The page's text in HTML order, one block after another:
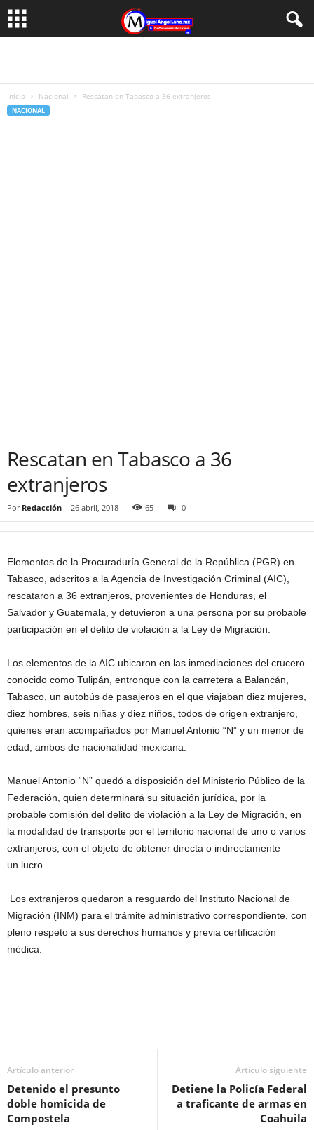
Inicio Nacional Rescatan en Tabasco a 36 extranjeros
NACIONAL
Rescatan en Tabasco a 36
extranjeros
Por Redacción - 26 abril, 2018 65 0
Elementos de la Procuraduría General de la República (PGR) en
Tabasco, adscritos a la Agencia de Investigación Criminal (AIC),
rescataron a 36 extranjeros, provenientes de Honduras, el
Salvador y Guatemala, y detuvieron a una persona por su probable
participación en el delito de violación a la Ley de Migración.
Los elementos de la AIC ubicaron en las inmediaciones del crucero
conocido como Tulipán, entronque con la carretera a Balancán,
Tabasco, un autobús de pasajeros en el que viajaban diez mujeres,
diez hombres, seis niñas y diez niños, todos de origen extranjero,
quienes eran acompañados por Manuel Antonio “N” y un menor de
edad, ambos de nacionalidad mexicana.
Manuel Antonio “N” quedó a disposición del Ministerio Público de la
Federación, quien determinará su situación jurídica, por la
probable comisión del delito de violación a la Ley de Migración, en
la modalidad de transporte por el territorio nacional de uno o varios
extranjeros, con el objeto de obtener directa o indirectamente
un lucro.
Los extranjeros quedaron a resguardo del Instituto Nacional de
Migración (INM) para el trámite administrativo correspondiente, con
pleno respeto a sus derechos humanos y previa certificación
médica.
Artículo anterior
Detenido el presunto
doble homicida de
Compostela
Artículo siguiente
Detiene la Policía Federal
a traficante de armas en
Coahuila